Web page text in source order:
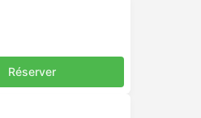
Réserver